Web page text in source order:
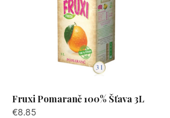
Fruxi Pomaranč 100% Šťava 3L
€8.85